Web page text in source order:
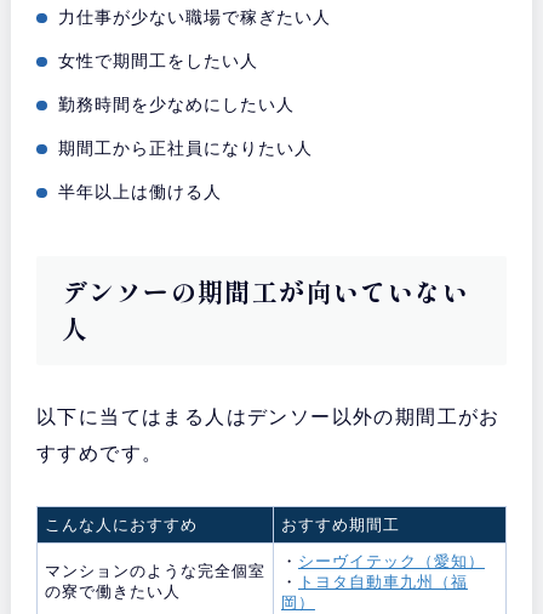
力仕事が少ない職場で稼ぎたい人
女性で期間工をしたい人
勤務時間を少なめにしたい人
期間工から正社員になりたい人
半年以上は働ける人
デンソーの期間工が向いていない
人
以下に当てはまる人はデンソー以外の期間工がお
すすめです。
こんな人におすすめ おすすめ期間工
マンションのような完全個室
の寮で働きたい人
・ シーヴイテック（愛知）
・
トヨタ自動車九州（福
岡）